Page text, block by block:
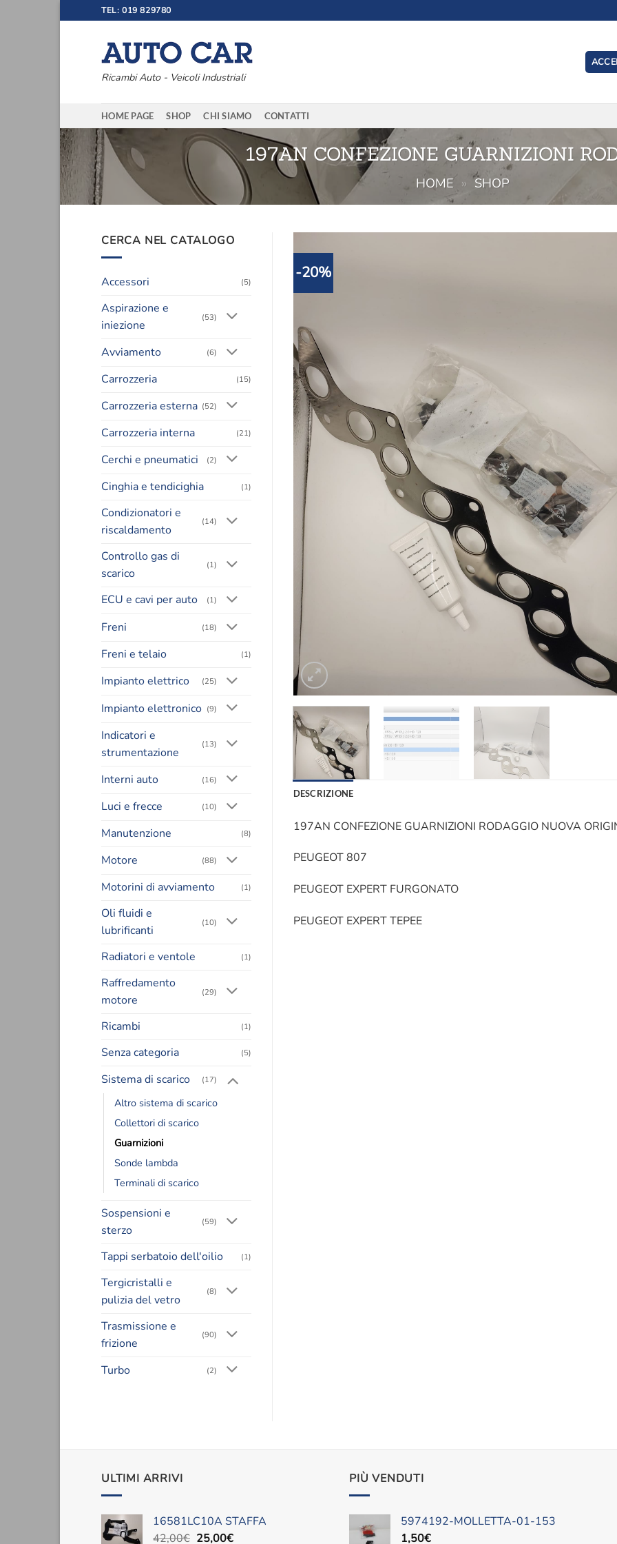
ai
TEL: 019 829780
Ricambi Auto - Veicoli Industriali
HOME PAGE SHOP CHI SIAMO CONTATTI
197AN CONFEZIONE GUARNIZIONI
HOME » SHOP
CERCA NEL CATALOGO
Accessori (5)
Aspirazione e
iniezione
(53)
Avviamento (6)
Carrozzeria (15)
Carrozzeria esterna (52)
Carrozzeria interna (21)
Cerchi e pneumatici (2)
Cinghia e tendicighia (1)
Condizionatori e
riscaldamento
(14)
Controllo gas di
scarico
(1)
ECU e cavi per auto (1)
Freni (18)
Freni e telaio (1)
Impianto elettrico (25)
Impianto elettronico (9)
Indicatori e
strumentazione
(13)
Interni auto (16)
Luci e frecce (10)
Manutenzione (8)
Motore (88)
Motorini di avviamento (1)
Oli fluidi e
lubrificanti
(10)
Radiatori e ventole (1)
Raffredamento
motore
(29)
Ricambi (1)
Senza categoria (5)
Sistema di scarico (17)
Altro sistema di scarico
Collettori di scarico
Guarnizioni
Sonde lambda
Terminali di scarico
Sospensioni e
sterzo
(59)
Tappi serbatoio dell'oilio (1)
Tergicristalli e
pulizia del vetro
(8)
Trasmissione e
frizione
(90)
Turbo (2)
-20%
DESCRIZIONE
197AN CONFEZIONE GUARNIZIONI RODAGGIO NUOVA
PEUGEOT 807
PEUGEOT EXPERT FURGONATO
PEUGEOT EXPERT TEPEE
ULTIMI ARRIVI
16581LC10A STAFFA
42,00€ Il
25,00€Il
PIÙ VENDUTI
5974192-MOLLETTA-01-153
1,50€